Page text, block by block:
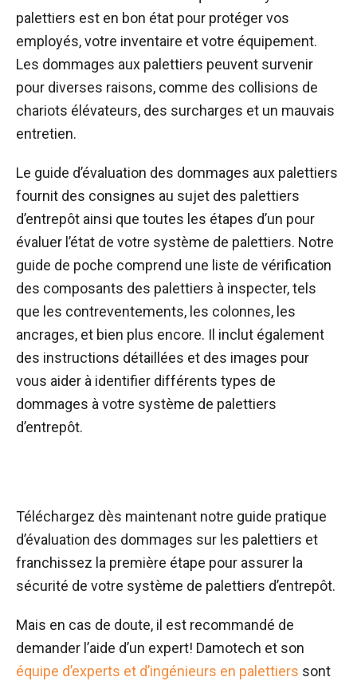
palettiers est en bon état pour protéger vos
employés, votre inventaire et votre équipement.
Les dommages aux palettiers peuvent survenir
pour diverses raisons, comme des collisions de
chariots élévateurs, des surcharges et un mauvais
entretien.
Le guide d’évaluation des dommages aux palettiers
fournit des consignes au sujet des palettiers
d’entrepôt ainsi que toutes les étapes d’un pour
évaluer l’état de votre système de palettiers. Notre
guide de poche comprend une liste de vérification
des composants des palettiers à inspecter, tels
que les contreventements, les colonnes, les
ancrages, et bien plus encore. Il inclut également
des instructions détaillées et des images pour
vous aider à identifier différents types de
dommages à votre système de palettiers
d’entrepôt.
Téléchargez dès maintenant notre guide pratique
d’évaluation des dommages sur les palettiers et
franchissez la première étape pour assurer la
sécurité de votre système de palettiers d’entrepôt.
Mais en cas de doute, il est recommandé de
demander l’aide d’un expert! Damotech et son
équipe d’experts et d’ingénieurs en palettiers sont